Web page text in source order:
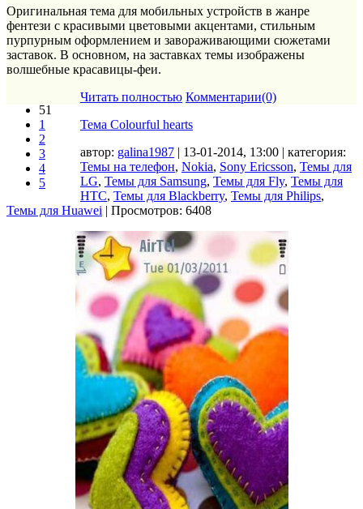
Оригинальная тема для мобильных устройств в жанре
фентези с красивыми цветовыми акцентами, стильным
пурпурным оформлением и завораживающими сюжетами
заставок. В основном, на заставках темы изображены
волшебные красавицы-феи.
51
1
2
3
4
5
Читать полностью Комментарии(0)
Тема Colourful hearts
автор: galina1987 | 13-01-2014, 13:00 | категория:
Темы на телефон, Nokia, Sony Ericsson, Темы для
LG, Темы для Samsung, Темы для Fly, Темы для
HTC, Темы для Blackberry, Темы для Philips,
Темы для Huawei | Просмотров: 6408